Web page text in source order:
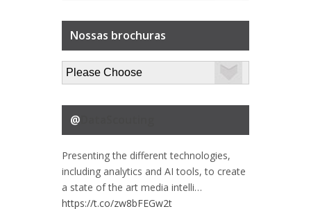
Nossas brochuras
@
Presenting the different technologies,
including analytics and AI tools, to create
a state of the art media intelli…
https://t.co/zw8bFEGw2t